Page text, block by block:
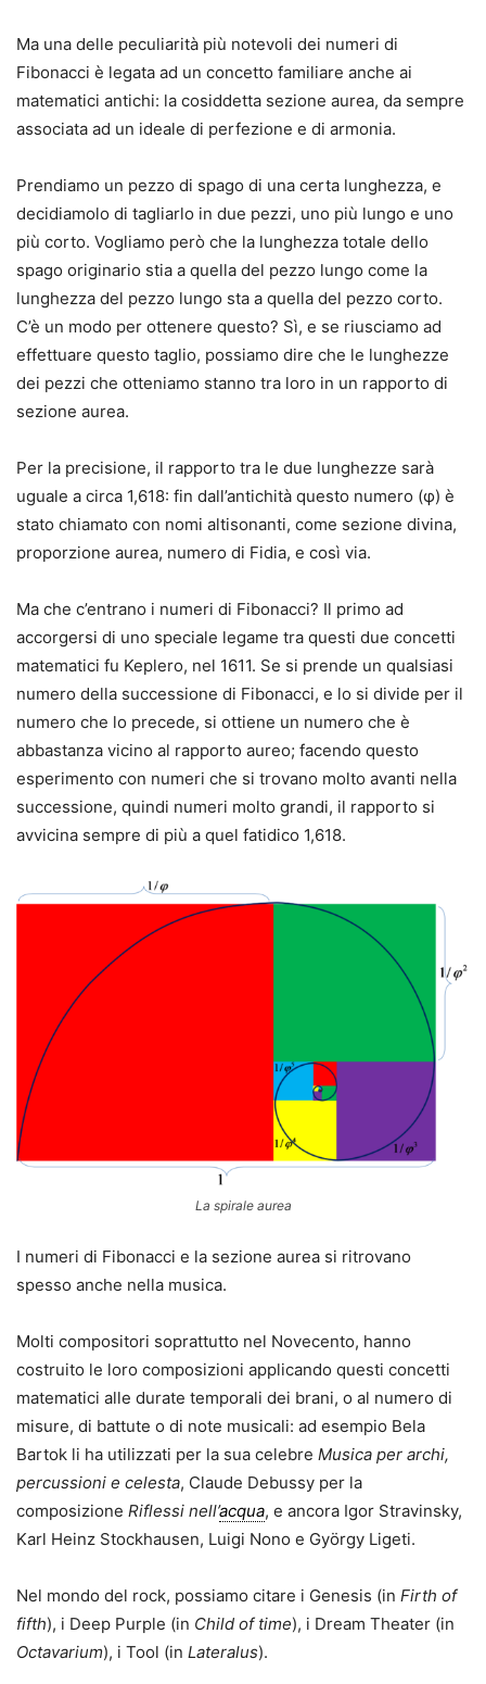
Ma una delle peculiarità più notevoli dei numeri di
Fibonacci è legata ad un concetto familiare anche ai
matematici antichi: la cosiddetta sezione aurea, da sempre
associata ad un ideale di perfezione e di armonia.
Prendiamo un pezzo di spago di una certa lunghezza, e
decidiamolo di tagliarlo in due pezzi, uno più lungo e uno
più corto. Vogliamo però che la lunghezza totale dello
spago originario stia a quella del pezzo lungo come la
lunghezza del pezzo lungo sta a quella del pezzo corto.
C’è un modo per ottenere questo? Sì, e se riusciamo ad
effettuare questo taglio, possiamo dire che le lunghezze
dei pezzi che otteniamo stanno tra loro in un rapporto di
sezione aurea.
Per la precisione, il rapporto tra le due lunghezze sarà
uguale a circa 1,618: fin dall’antichità questo numero (φ) è
stato chiamato con nomi altisonanti, come sezione divina,
proporzione aurea, numero di Fidia, e così via.
Ma che c’entrano i numeri di Fibonacci? Il primo ad
accorgersi di uno speciale legame tra questi due concetti
matematici fu Keplero, nel 1611. Se si prende un qualsiasi
numero della successione di Fibonacci, e lo si divide per il
numero che lo precede, si ottiene un numero che è
abbastanza vicino al rapporto aureo; facendo questo
esperimento con numeri che si trovano molto avanti nella
successione, quindi numeri molto grandi, il rapporto si
avvicina sempre di più a quel fatidico 1,618.
La spirale aurea
I numeri di Fibonacci e la sezione aurea si ritrovano
spesso anche nella musica.
Molti compositori soprattutto nel Novecento, hanno
costruito le loro composizioni applicando questi concetti
matematici alle durate temporali dei brani, o al numero di
misure, di battute o di note musicali: ad esempio Bela
Bartok li ha utilizzati per la sua celebre Musica per archi,
percussioni e celesta, Claude Debussy per la
composizione Riflessi nell’acqua, e ancora Igor Stravinsky,
Karl Heinz Stockhausen, Luigi Nono e György Ligeti.
Nel mondo del rock, possiamo citare i Genesis (in Firth of
fifth), i Deep Purple (in Child of time), i Dream Theater (in
Octavarium), i Tool (in Lateralus).